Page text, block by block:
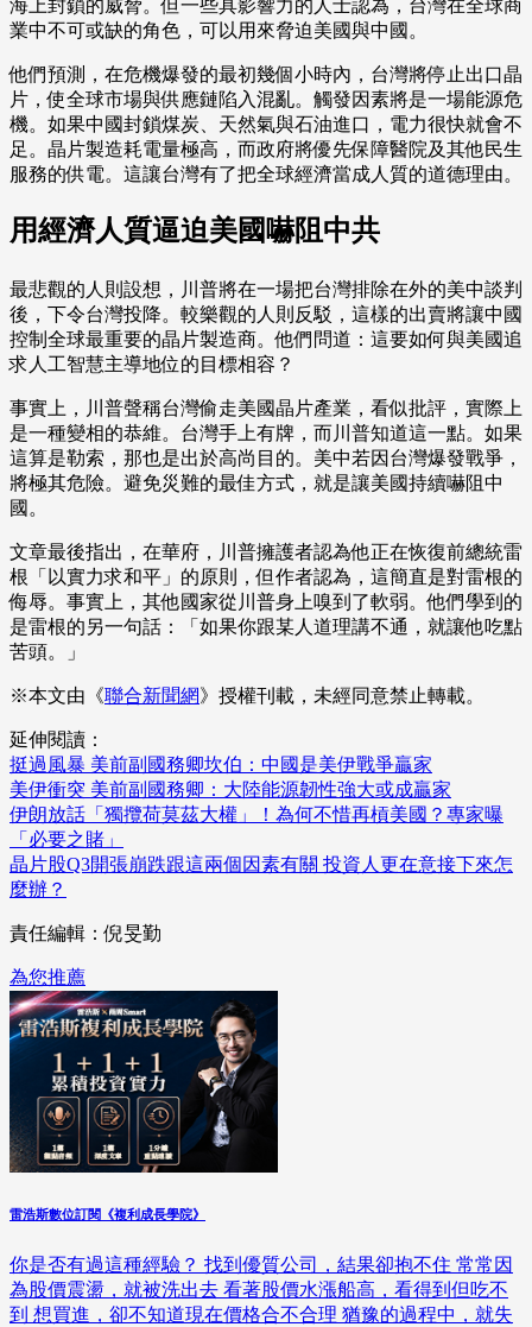
海上封鎖的威脅。但一些具影響力的人士認為，台灣在全球商
業中不可或缺的角色，可以用來脅迫美國與中國。
他們預測，在危機爆發的最初幾個小時內，台灣將停止出口晶
片，使全球市場與供應鏈陷入混亂。觸發因素將是一場能源危
機。如果中國封鎖煤炭、天然氣與石油進口，電力很快就會不
足。晶片製造耗電量極高，而政府將優先保障醫院及其他民生
服務的供電。這讓台灣有了把全球經濟當成人質的道德理由。
用經濟人質逼迫美國嚇阻中共
最悲觀的人則設想，川普將在一場把台灣排除在外的美中談判
後，下令台灣投降。較樂觀的人則反駁，這樣的出賣將讓中國
控制全球最重要的晶片製造商。他們問道：這要如何與美國追
求人工智慧主導地位的目標相容？
事實上，川普聲稱台灣偷走美國晶片產業，看似批評，實際上
是一種變相的恭維。台灣手上有牌，而川普知道這一點。如果
這算是勒索，那也是出於高尚目的。美中若因台灣爆發戰爭，
將極其危險。避免災難的最佳方式，就是讓美國持續嚇阻中
國。
文章最後指出，在華府，川普擁護者認為他正在恢復前總統雷
根「以實力求和平」的原則，但作者認為，這簡直是對雷根的
侮辱。事實上，其他國家從川普身上嗅到了軟弱。他們學到的
是雷根的另一句話：「如果你跟某人道理講不通，就讓他吃點
苦頭。」
※本文由《聯合新聞網》授權刊載，未經同意禁止轉載。
延伸閱讀：
挺過風暴 美前副國務卿坎伯：中國是美伊戰爭贏家
美伊衝突 美前副國務卿：大陸能源韌性強大或成贏家
伊朗放話「獨攬荷莫茲大權」！為何不惜再槓美國？專家曝
「必要之賭」
晶片股Q3開張崩跌跟這兩個因素有關 投資人更在意接下來怎
麼辦？
責任編輯：倪旻勤
為您推薦
雷浩斯數位訂閱《複利成長學院》
你是否有過這種經驗？ 找到優質公司，結果卻抱不住 常常因
為股價震盪，就被洗出去 看著股價水漲船高，看得到但吃不
到 想買進，卻不知道現在價格合不合理 猶豫的過程中，就失